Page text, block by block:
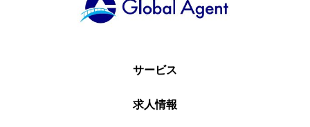
サービス
求人情報